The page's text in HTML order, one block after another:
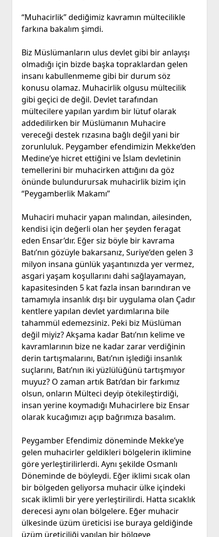
“Muhacirlik” dediğimiz kavramın mültecilikle
farkına bakalım şimdi.
Biz Müslümanların ulus devlet gibi bir anlayışı
olmadığı için bizde başka topraklardan gelen
insanı kabullenmeme gibi bir durum söz
konusu olamaz. Muhacirlik olgusu mültecilik
gibi geçici de değil. Devlet tarafından
mültecilere yapılan yardım bir lütuf olarak
addedilirken bir Müslümanın Muhacire
vereceği destek rızasına bağlı değil yani bir
zorunluluk. Peygamber efendimizin Mekke’den
Medine’ye hicret ettiğini ve İslam devletinin
temellerini bir muhacirken attığını da göz
önünde bulundurursak muhacirlik bizim için
“Peygamberlik Makamı’’
Muhaciri muhacir yapan malından, ailesinden,
kendisi için değerli olan her şeyden feragat
eden Ensar’dır. Eğer siz böyle bir kavrama
Batı’nın gözüyle bakarsanız, Suriye’den gelen 3
milyon insana günlük yaşantınızda yer vermez,
asgari yaşam koşullarını dahi sağlayamayan,
kapasitesinden 5 kat fazla insan barındıran ve
tamamıyla insanlık dışı bir uygulama olan Çadır
kentlere yapılan devlet yardımlarına bile
tahammül edemezsiniz. Peki biz Müslüman
değil miyiz? Akşama kadar Batı’nın kelime ve
kavramlarının bize ne kadar zarar verdiğinin
derin tartışmalarını, Batı’nın işlediği insanlık
suçlarını, Batı’nın iki yüzlülüğünü tartışmıyor
muyuz? O zaman artık Batı’dan bir farkımız
olsun, onların Mülteci deyip ötekileştirdiği,
insan yerine koymadığı Muhacirlere biz Ensar
olarak kucağımızı açıp bağrımıza basalım.
Peygamber Efendimiz döneminde Mekke’ye
gelen muhacirler geldikleri bölgelerin iklimine
göre yerleştirilirlerdi. Aynı şekilde Osmanlı
Döneminde de böyleydi. Eğer iklimi sıcak olan
bir bölgeden geliyorsa muhacir ülke içindeki
sıcak iklimli bir yere yerleştirilirdi. Hatta sıcaklık
derecesi aynı olan bölgelere. Eğer muhacir
ülkesinde üzüm üreticisi ise buraya geldiğinde
üzüm üreticiliği yapılan bir bölgeye